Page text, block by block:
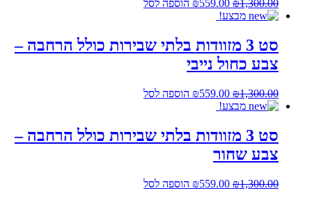
₪1,300.00
המחיר
המקורי
₪1,300.00.
₪559.00
המחיר
₪559.00.
הוספה לסל
מבצע!
סט 3 מזוודות בלתי שבירות כולל הרחבה –
צבע כחול נייבי
₪1,300.00
המחיר
המקורי
₪1,300.00.
₪559.00
המחיר
₪559.00.
הוספה לסל
מבצע!
סט 3 מזוודות בלתי שבירות כולל הרחבה –
צבע שחור
₪1,300.00
המחיר ₪559.00
המחיר
הוספה לסל